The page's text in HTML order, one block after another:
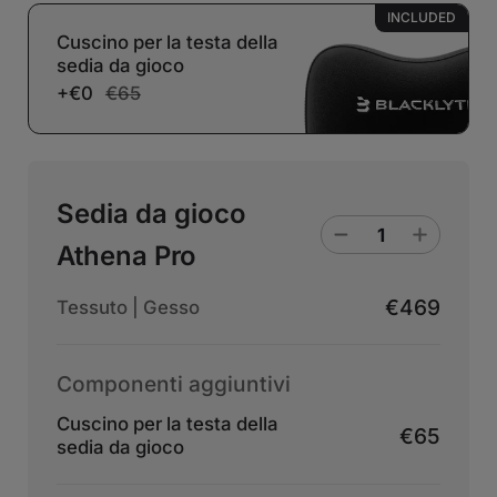
Cuscino per la testa della
sedia da gioco
+€0 €65
INCLUDED
Sedia da gioco
Athena Pro
Tessuto | Gesso €469
Componenti aggiuntivi
Cuscino per la testa della
sedia da gioco
€65